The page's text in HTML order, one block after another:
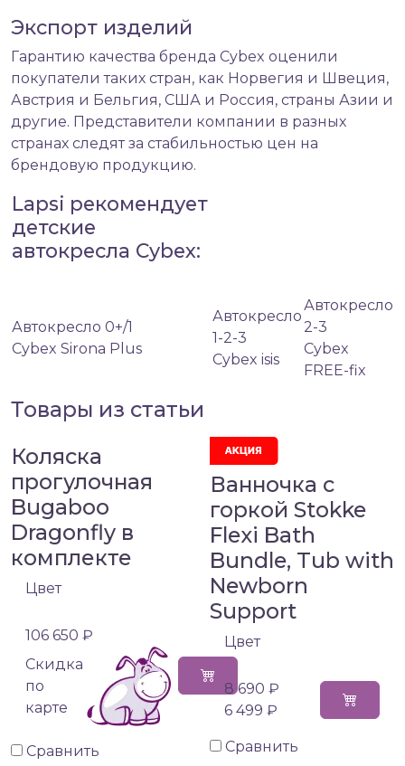
Экспорт изделий
Гарантию качества бренда Cybex оценили
покупатели таких стран, как Норвегия и Швеция,
Австрия и Бельгия, США и Россия, страны Азии и
другие. Представители компании в разных
странах следят за стабильностью цен на
брендовую продукцию.
Lapsi рекомендует
детские
автокресла Cybex:
Автокресло 0+/1
Cybex Sirona Plus
Автокресло
1-2-3
Cybex isis
Автокресло
2-3
Cybex
FREE-fix
Товары из статьи
Коляска
прогулочная
Bugaboo
Dragonfly в
комплекте
Цвет
106 650 ₽
Cкидка
по
карте
Сравнить
Ванночка с
горкой Stokke
Flexi Bath
Bundle, Tub with
Newborn
Support
Цвет
8 690 ₽
6 499 ₽
Сравнить